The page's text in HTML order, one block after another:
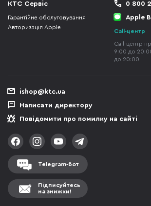
КТС Сервіс
Гарантійне обслуговування
Авторизація Apple
0 800
Apple
Call-центр
Call-центр
9:00 до
до 20:00
ishop@ktc.ua
Написати директору
Повідомити про помилку на сайті
Telegram-бот
Підписуйтесь
на знижки!